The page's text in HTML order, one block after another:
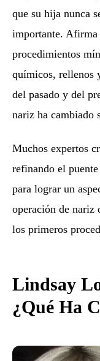
que su hija nunca
importante. Afirma
procedimientos
químicos, rellenos
del pasado y del
nariz ha cambiado
Muchos expertos
refinando el
para lograr un
operación de nariz
los primeros
Lindsay
¿Qué Ha